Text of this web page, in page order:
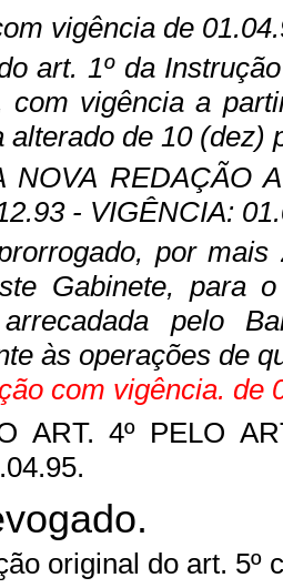
vigência de
art. 1º da
com vigência a
alterado de 10 (dez)
NOVA REDAÇÃO
- VIGÊNCIA:
por
Gabinete, para
arrecadada pelo
às operações de
com vigência. de
ART. 4º PELO
original do art. 5º